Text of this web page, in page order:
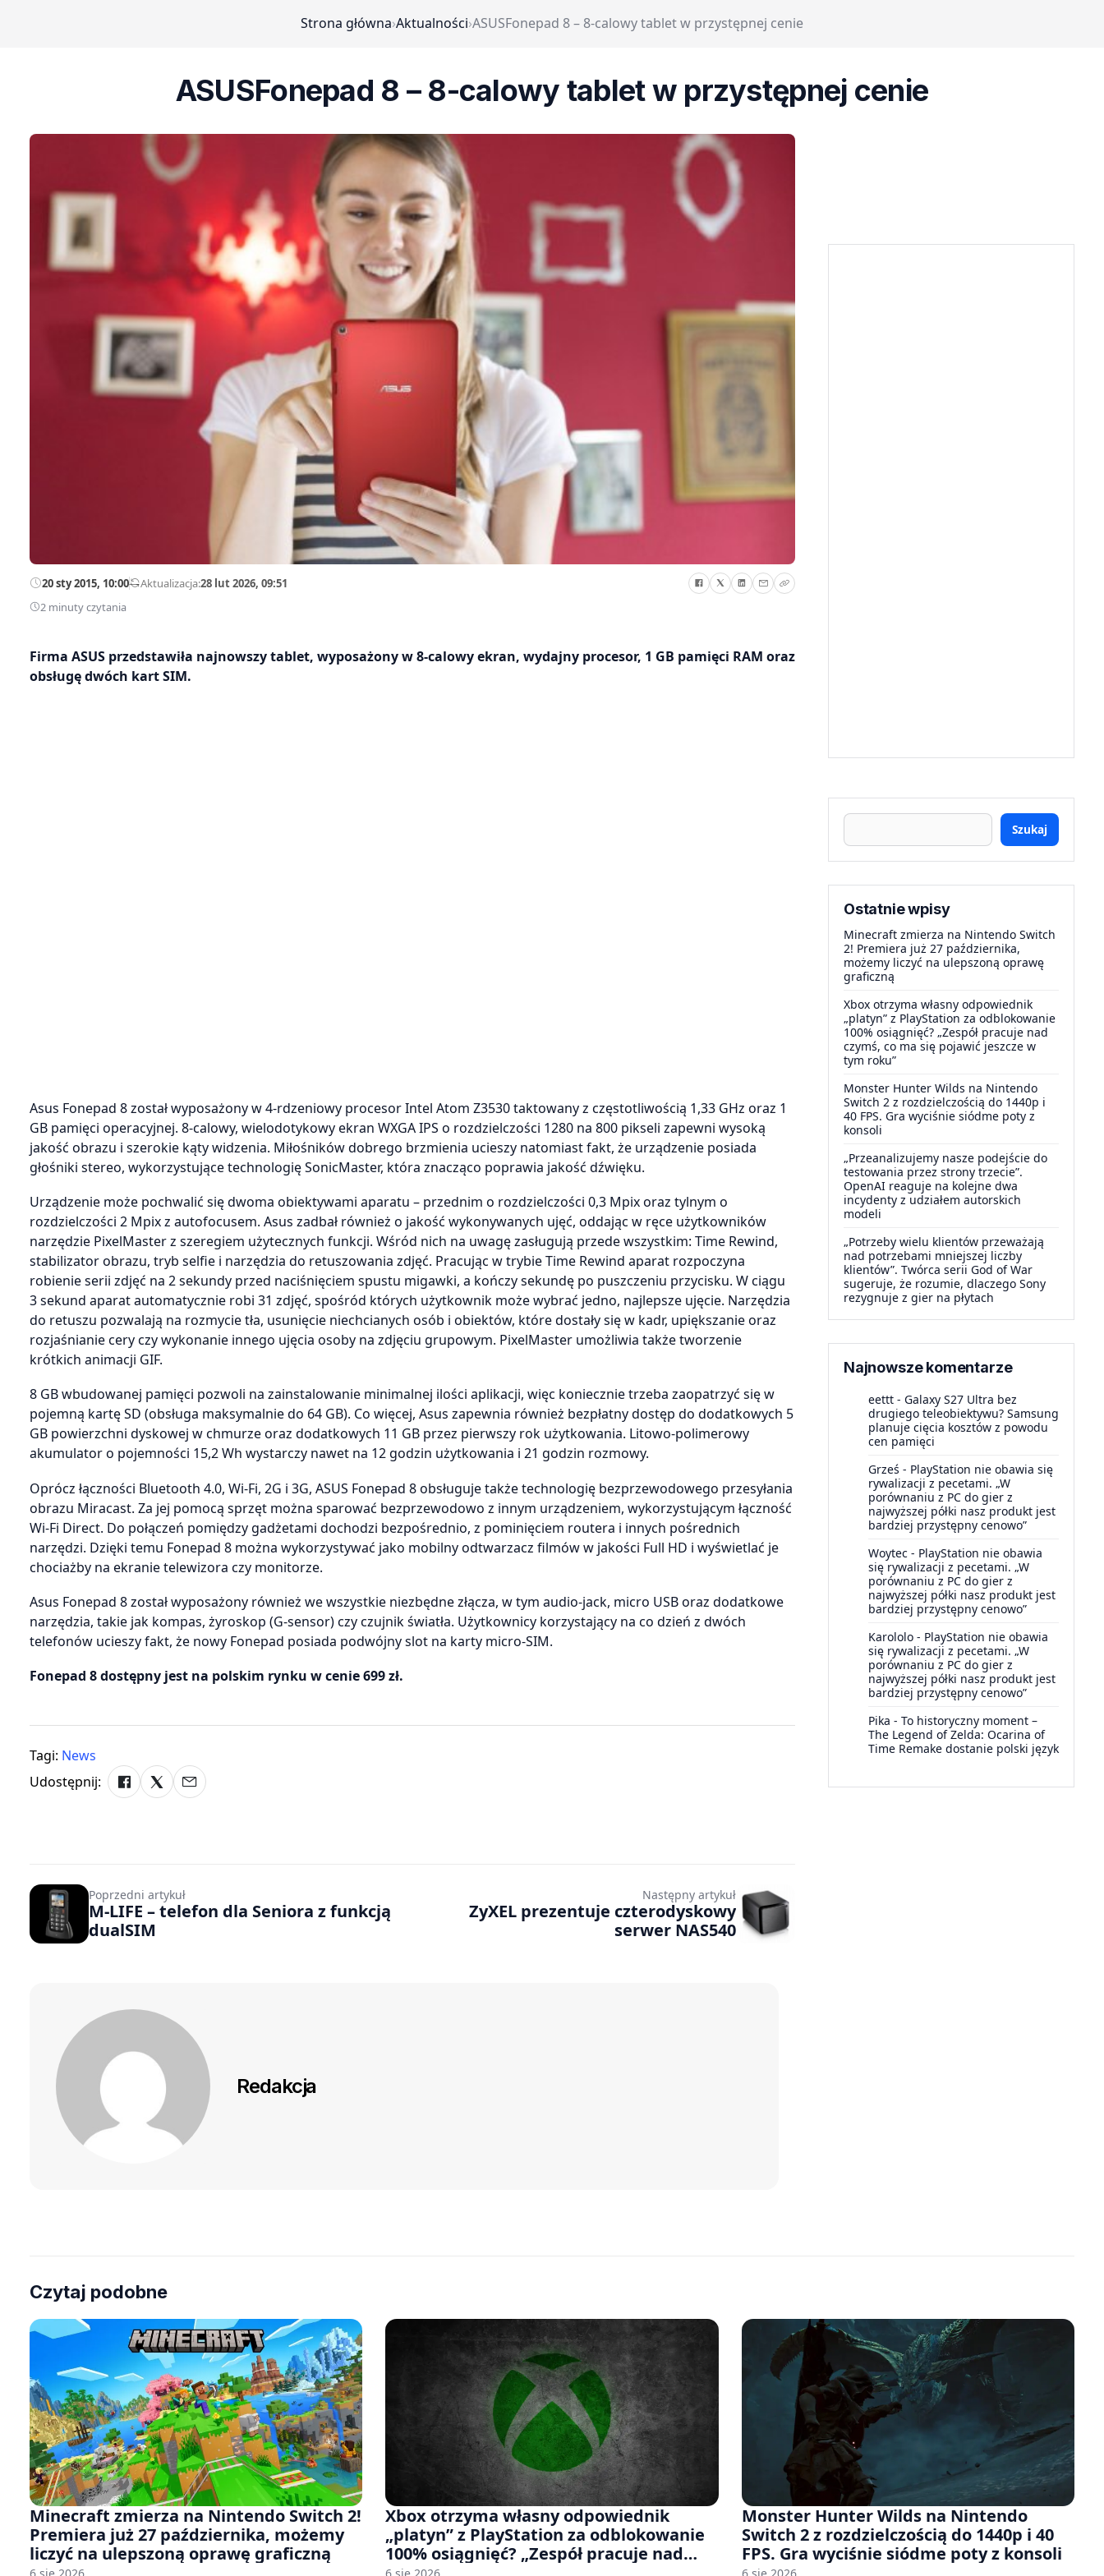
Strona główna›Aktualności›ASUSFonepad 8 – 8-calowy tablet w przystępnej cenie
ASUSFonepad 8 – 8-calowy tablet w przystępnej cenie
20 sty 2015, 10:00—Aktualizacja:28 lut 2026, 09:51
2 minuty czytania
Firma ASUS przedstawiła najnowszy tablet, wyposażony w 8-calowy ekran, wydajny procesor, 1 GB pamięci RAM oraz
obsługę dwóch kart SIM.
Asus Fonepad 8 został wyposażony w 4-rdzeniowy procesor Intel Atom Z3530 taktowany z częstotliwością 1,33 GHz oraz 1
GB pamięci operacyjnej. 8-calowy, wielodotykowy ekran WXGA IPS o rozdzielczości 1280 na 800 pikseli zapewni wysoką
jakość obrazu i szerokie kąty widzenia. Miłośników dobrego brzmienia ucieszy natomiast fakt, że urządzenie posiada
głośniki stereo, wykorzystujące technologię SonicMaster, która znacząco poprawia jakość dźwięku.
Urządzenie może pochwalić się dwoma obiektywami aparatu – przednim o rozdzielczości 0,3 Mpix oraz tylnym o
rozdzielczości 2 Mpix z autofocusem. Asus zadbał również o jakość wykonywanych ujęć, oddając w ręce użytkowników
narzędzie PixelMaster z szeregiem użytecznych funkcji. Wśród nich na uwagę zasługują przede wszystkim: Time Rewind,
stabilizator obrazu, tryb selfie i narzędzia do retuszowania zdjęć. Pracując w trybie Time Rewind aparat rozpoczyna
robienie serii zdjęć na 2 sekundy przed naciśnięciem spustu migawki, a kończy sekundę po puszczeniu przycisku. W ciągu
3 sekund aparat automatycznie robi 31 zdjęć, spośród których użytkownik może wybrać jedno, najlepsze ujęcie. Narzędzia
do retuszu pozwalają na rozmycie tła, usunięcie niechcianych osób i obiektów, które dostały się w kadr, upiększanie oraz
rozjaśnianie cery czy wykonanie innego ujęcia osoby na zdjęciu grupowym. PixelMaster umożliwia także tworzenie
krótkich animacji GIF.
8 GB wbudowanej pamięci pozwoli na zainstalowanie minimalnej ilości aplikacji, więc koniecznie trzeba zaopatrzyć się w
pojemną kartę SD (obsługa maksymalnie do 64 GB). Co więcej, Asus zapewnia również bezpłatny dostęp do dodatkowych 5
GB powierzchni dyskowej w chmurze oraz dodatkowych 11 GB przez pierwszy rok użytkowania. Litowo-polimerowy
akumulator o pojemności 15,2 Wh wystarczy nawet na 12 godzin użytkowania i 21 godzin rozmowy.
Oprócz łączności Bluetooth 4.0, Wi-Fi, 2G i 3G, ASUS Fonepad 8 obsługuje także technologię bezprzewodowego przesyłania
obrazu Miracast. Za jej pomocą sprzęt można sparować bezprzewodowo z innym urządzeniem, wykorzystującym łączność
Wi-Fi Direct. Do połączeń pomiędzy gadżetami dochodzi bezpośrednio, z pominięciem routera i innych pośrednich
narzędzi. Dzięki temu Fonepad 8 można wykorzystywać jako mobilny odtwarzacz filmów w jakości Full HD i wyświetlać je
chociażby na ekranie telewizora czy monitorze.
Asus Fonepad 8 został wyposażony również we wszystkie niezbędne złącza, w tym audio-jack, micro USB oraz dodatkowe
narzędzia, takie jak kompas, żyroskop (G-sensor) czy czujnik światła. Użytkownicy korzystający na co dzień z dwóch
telefonów ucieszy fakt, że nowy Fonepad posiada podwójny slot na karty micro-SIM.
Fonepad 8 dostępny jest na polskim rynku w cenie 699 zł.
Tagi: News
Udostępnij:
Szukaj
Ostatnie wpisy
Minecraft zmierza na Nintendo Switch
2! Premiera już 27 października,
możemy liczyć na ulepszoną oprawę
graficzną
Xbox otrzyma własny odpowiednik
„platyn” z PlayStation za odblokowanie
100% osiągnięć? „Zespół pracuje nad
czymś, co ma się pojawić jeszcze w
tym roku”
Monster Hunter Wilds na Nintendo
Switch 2 z rozdzielczością do 1440p i
40 FPS. Gra wyciśnie siódme poty z
konsoli
„Przeanalizujemy nasze podejście do
testowania przez strony trzecie”.
OpenAI reaguje na kolejne dwa
incydenty z udziałem autorskich
modeli
„Potrzeby wielu klientów przeważają
nad potrzebami mniejszej liczby
klientów”. Twórca serii God of War
sugeruje, że rozumie, dlaczego Sony
rezygnuje z gier na płytach
Najnowsze komentarze
eettt - Galaxy S27 Ultra bez
drugiego teleobiektywu? Samsung
planuje cięcia kosztów z powodu
cen pamięci
Grześ - PlayStation nie obawia się
rywalizacji z pecetami. „W
porównaniu z PC do gier z
najwyższej półki nasz produkt jest
bardziej przystępny cenowo”
Woytec - PlayStation nie obawia
się rywalizacji z pecetami. „W
porównaniu z PC do gier z
najwyższej półki nasz produkt jest
bardziej przystępny cenowo”
Karololo - PlayStation nie obawia
się rywalizacji z pecetami. „W
porównaniu z PC do gier z
najwyższej półki nasz produkt jest
bardziej przystępny cenowo”
Pika - To historyczny moment –
The Legend of Zelda: Ocarina of
Time Remake dostanie polski język
Poprzedni artykuł
M-LIFE – telefon dla Seniora z funkcją
dualSIM
Następny artykuł
ZyXEL prezentuje czterodyskowy
serwer NAS540
Redakcja
Czytaj podobne
Minecraft zmierza na Nintendo Switch 2!
Premiera już 27 października, możemy
liczyć na ulepszoną oprawę graficzną
Xbox otrzyma własny odpowiednik
„platyn” z PlayStation za odblokowanie
100% osiągnięć? „Zespół pracuje nad
Monster Hunter Wilds na Nintendo
Switch 2 z rozdzielczością do 1440p i 40
FPS. Gra wyciśnie siódme poty z konsoli